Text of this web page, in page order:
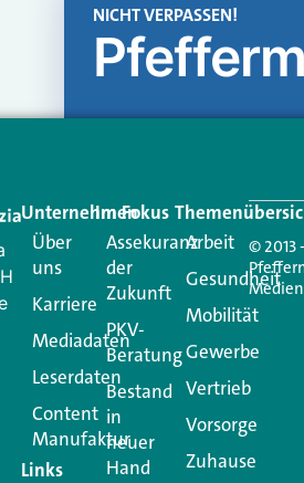
NICHT VERPASSEN!
Schreiben
Unternehmen
Über
uns
Karriere
Mediadaten
Leserdaten
Content
Manufaktur
Links
Im Fokus
Assekuranz
der
Zukunft
PKV-
Beratung
Bestand
in
neuer
Hand
Arbeit
Gesundheit
Mobilität
Gewerbe
Vertrieb
Vorsorge
Zuhause
© 2013